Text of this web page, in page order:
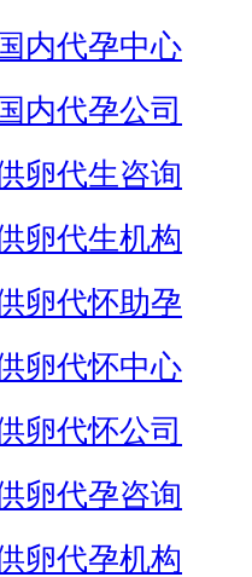
国内代孕中心
国内代孕公司
卵代生咨询
卵代生机构
卵代怀助孕
卵代怀中心
卵代怀公司
卵代孕咨询
卵代孕机构